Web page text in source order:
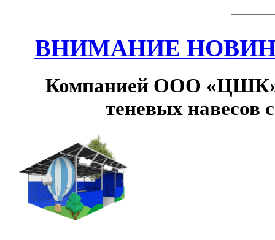
ВНИМАНИЕ
Компанией ООО «ЦШК»
теневых навесов